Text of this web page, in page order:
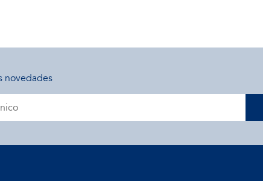
novedades